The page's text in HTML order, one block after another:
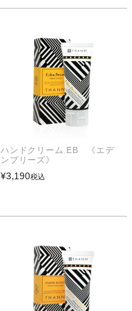
ハンドクリーム EB 《エデ
ンブリーズ》
¥3,190税込